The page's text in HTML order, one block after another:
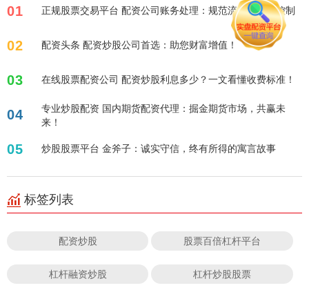
01 正规股票交易平台 配资公司账务处理：规范流程与风险控制
02 配资头条 配资炒股公司首选：助您财富增值！
03 在线股票配资公司 配资炒股利息多少？一文看懂收费标准！
04
专业炒股配资 国内期货配资代理：掘金期货市场，共赢未
来！
05 炒股股票平台 金斧子：诚实守信，终有所得的寓言故事
标签列表
配资炒股 股票百倍杠杆平台
杠杆融资炒股 杠杆炒股股票